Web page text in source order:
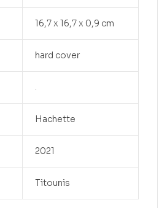
16,7 x 16,7 x 0,9 cm
hard cover
.
Hachette
2021
Titounis